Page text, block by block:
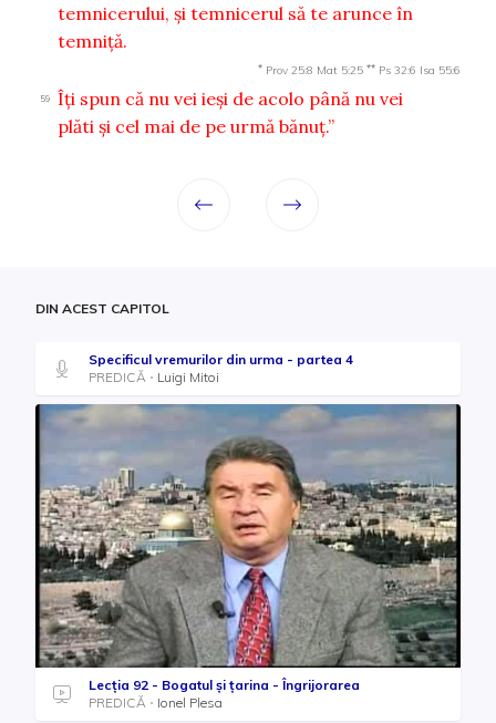
temnicerului, şi temnicerul să te arunce în
temniţă.
* Prov 25:8 Mat 5:25 ** Ps 32:6 Isa 55:6
59
Îţi spun că nu vei ieşi de acolo până nu vei
plăti şi cel mai de pe urmă bănuţ.”
DIN ACEST CAPITOL
Specificul vremurilor din urma - partea 4
PREDICĂ
Luigi Mitoi
Lecția 92 - Bogatul şi ţarina - Îngrijorarea
PREDICĂ
Ionel Plesa